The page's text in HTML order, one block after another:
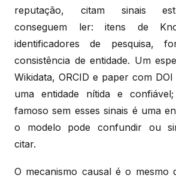
reputação, citam sinais
conseguem ler: itens de
identificadores de pesquisa,
consistência de entidade. Um
Wikidata, ORCID e paper com
uma entidade nítida e
famoso sem esses sinais é uma
o modelo pode confundir ou
citar.
O mecanismo causal é o mesmo